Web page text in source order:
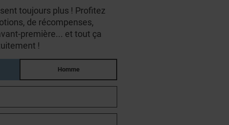
toujours plus ! Profitez
de récompenses,
première... et tout ça
!
Homme